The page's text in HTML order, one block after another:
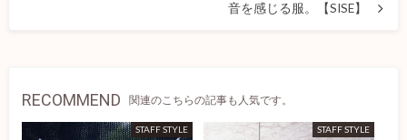
音を感じる服。【SISE】
RECOMMEND 関連のこちらの記事も人気です。
STAFF STYLE STAFF STYLE